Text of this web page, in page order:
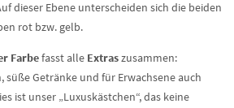
dieser Ebene unterscheiden sich die beiden
rot bzw. gelb.
Farbefasst alle Extraszusammen:
süße Getränke und für Erwachsene auch
ist unser „Luxuskästchen“, das keine